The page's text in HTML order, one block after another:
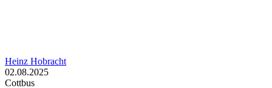
Heinz Hobracht
02.08.2025
Cottbus